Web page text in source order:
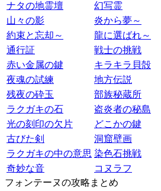
ナタの地霊壇
幻写霊
山々の影
炎から夢～
約束と忘却～
龍に選ばれ～
通行証
戦士の挑戦
赤い金属の鍵
キラキラ貝殻
夜魂の試練
地方伝説
残夜の砕玉
部族秘蔵所
ラクガキの石
盗炎者の秘島
光の刻印の欠片
どこかの鍵
古びた剣
洞窟壁画
ラクガキの中の意思 染色石挑戦
奇妙な音
コヌラフ
フォンテーヌの攻略まとめ